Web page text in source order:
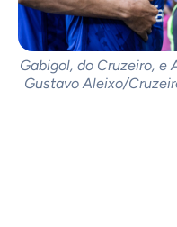
Gabigol, do Cruzeiro, e
Gustavo Aleixo/